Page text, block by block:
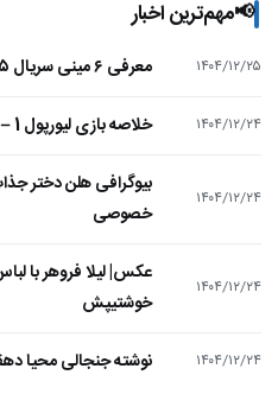
📢مهم‌ترین اخبار
۱۴۰۴/۱۲/۲۵ معرفی ۶ مینی سریال ۲۰۲۵ که نباید از دست بدهید!
۱۴۰۴/۱۲/۲۴ خلاصه بازی لیورپول 1 – تاتنهام 1 (لیگ برتر انگلیس)
۱۴۰۴/۱۲/۲۴
بیوگرافی هلن دختر
خصوصی
۱۴۰۴/۱۲/۲۴
عکس| لیلا فروهر با
خوشتیپش
۱۴۰۴/۱۲/۲۴ نوشته جنجالی محیا